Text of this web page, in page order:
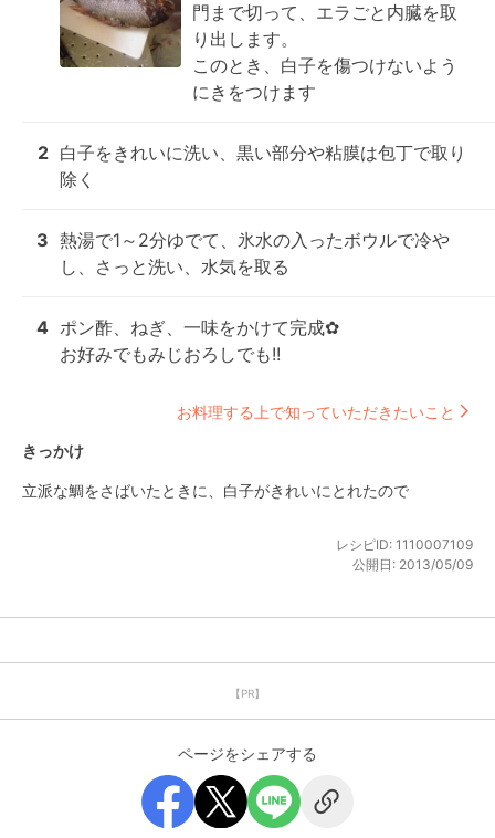
門まで切って、エラごと内臓を取
り出します。
このとき、白子を傷つけないよう
にきをつけます
2 白子をきれいに洗い、黒い部分や粘膜は包丁で取り
除く
3 熱湯で1～2分ゆでて、氷水の入ったボウルで冷や
し、さっと洗い、水気を取る
4 ポン酢、ねぎ、一味をかけて完成✿
お好みでもみじおろしでも!!
お料理する上で知っていただきたいこと
きっかけ
立派な鯛をさばいたときに、白子がきれいにとれたので
レシピID: 1110007109
公開日: 2013/05/09
【PR】
ページをシェアする